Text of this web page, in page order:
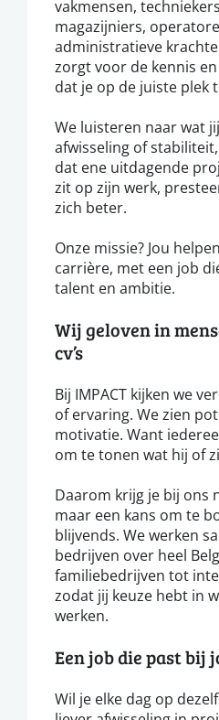
vakmensen,
magazijniers,
administratieve
zorgt voor de kennis
dat je op de juiste plek
We luisteren naar wat
afwisseling of
dat ene uitdagende
zit op zijn werk,
zich beter.
Onze missie? Jou
carrière, met een job
talent en ambitie.
Wij geloven in
cv’s
Bij IMPACT kijken we
of ervaring. We zien
motivatie. Want
om te tonen wat hij of
Daarom krijg je bij ons
maar een kans om te
blijvends. We werken
bedrijven over heel
familiebedrijven tot
zodat jij keuze hebt in
werken.
Een job die past bij
Wil je elke dag op